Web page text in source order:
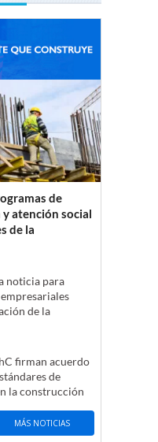
de
atención social
de la
noticia para
de la
firman acuerdo
de
la construcción
MÁS NOTICIAS